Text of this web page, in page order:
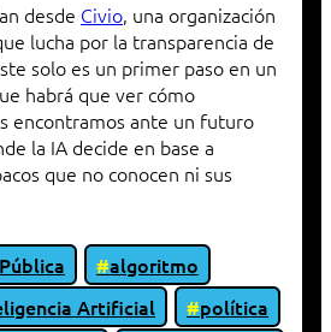
desde Civio, una organización
lucha por la transparencia de
solo es un primer paso en un
habrá que ver cómo
encontramos ante un futuro
la IA decide en base a
que no conocen ni sus
algoritmo
Artificial
política